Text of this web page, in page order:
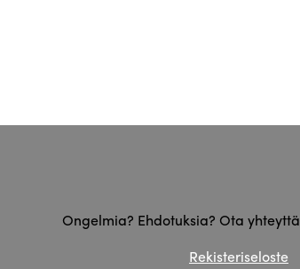
Ongelmia? Ehdotuksia? Ota yhteyttä
Rekisteriseloste